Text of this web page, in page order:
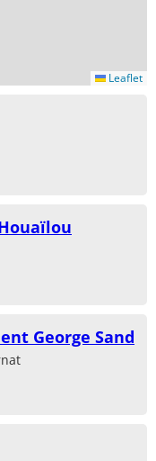
Leaflet
George Sand